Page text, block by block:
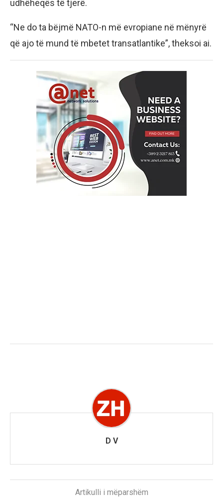
udhëheqës të tjerë.
“Ne do ta bëjmë NATO-n më evropiane në mënyrë
që ajo të mund të mbetet transatlantike”, theksoi ai.
D V
Artikulli i mëparshëm